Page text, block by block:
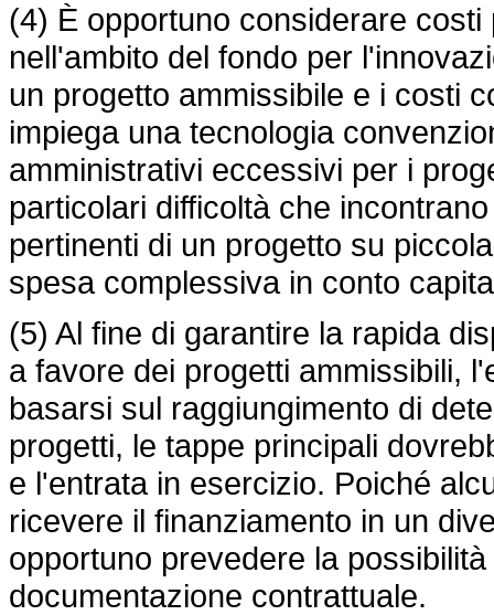
(4) È opportuno considerare
nell'ambito del fondo per
un progetto ammissibile e i costi
impiega una tecnologia
amministrativi eccessivi per i
particolari difficoltà che
pertinenti di un progetto su
spesa complessiva in conto
(5) Al fine di garantire la rapida
a favore dei progetti ammissibili,
basarsi sul raggiungimento di
progetti, le tappe principali
e l'entrata in esercizio. Poiché
ricevere il finanziamento in un
opportuno prevedere la
documentazione contrattuale.